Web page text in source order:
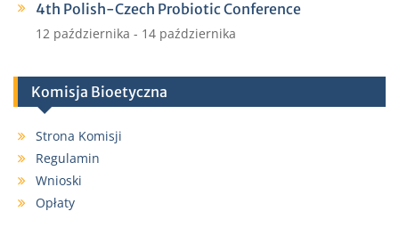
4th Polish-Czech Probiotic Conference
12 października - 14 października
Komisja Bioetyczna
Strona Komisji
Regulamin
Wnioski
Opłaty